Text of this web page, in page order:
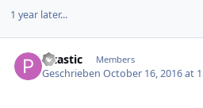
1 year later...
Pitastic Members
GeschriebenOctober 16, 2016 at